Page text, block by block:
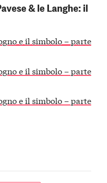
& le Langhe: il
e il simbolo – parte
e il simbolo – parte
e il simbolo – parte